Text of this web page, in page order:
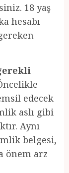
18 yaş
hesabı
edecek
aslı gibi
Aynı
belgesi,
önem arz